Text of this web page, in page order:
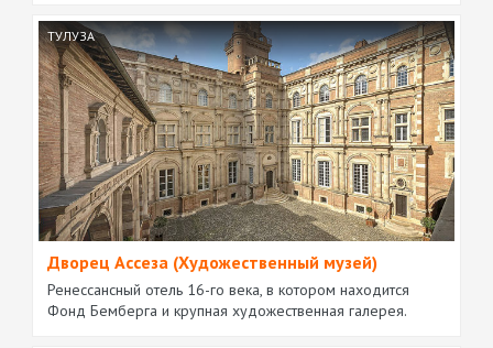
ТУЛУЗА
Дворец Ассеза (Художественный музей)
Ренессансный отель 16-го века, в котором находится
Фонд Бемберга и крупная художественная галерея.